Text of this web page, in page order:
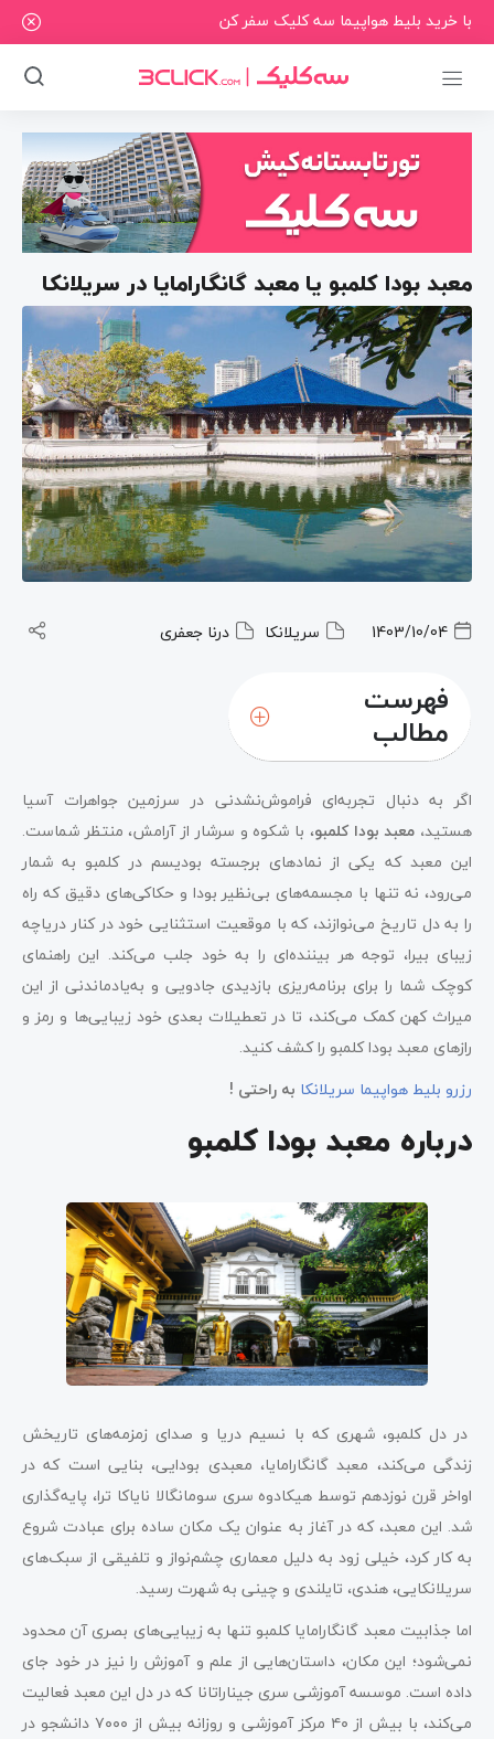
با خرید بلیط هواپیما سه کلیک سفر کن
معبد بودا کلمبو یا معبد گانگارامایا در سریلانکا
1403/10/04 سریلانکا درنا جعفری
فهرست
مطالب
اگر به دنبال تجربه‌ای فراموش‌نشدنی در سرزمین جواهرات آسیا
هستید، معبد بودا کلمبو، با شکوه و سرشار از آرامش، منتظر شماست.
این معبد که یکی از نمادهای برجسته بودیسم در کلمبو به شمار
می‌رود، نه تنها با مجسمه‌های بی‌نظیر بودا و حکاکی‌های دقیق که راه
را به دل تاریخ می‌نوازند، که با موقعیت استثنایی خود در کنار دریاچه
زیبای بیرا، توجه هر بیننده‌ای را به خود جلب می‌کند. این راهنمای
کوچک شما را برای برنامه‌ریزی بازدیدی جادویی و به‌یادماندنی از این
میراث کهن کمک می‌کند، تا در تعطیلات بعدی خود زیبایی‌ها و رمز و
رازهای معبد بودا کلمبو را کشف کنید.
رزرو بلیط هواپیما سریلانکا به راحتی !
درباره معبد بودا کلمبو
در دل کلمبو، شهری که با نسیم دریا و صدای زمزمه‌های تاریخش
زندگی می‌کند، معبد گانگارامایا، معبدی بودایی، بنایی است که در
اواخر قرن نوزدهم توسط هیکادوه سری سومانگالا نایاکا ترا، پایه‌گذاری
شد. این معبد، که در آغاز به عنوان یک مکان ساده برای عبادت شروع
به کار کرد، خیلی زود به دلیل معماری چشم‌نواز و تلفیقی از سبک‌های
سریلانکایی، هندی، تایلندی و چینی به شهرت رسید.
اما جذابیت معبد گانگارامایا کلمبو تنها به زیبایی‌های بصری آن محدود
نمی‌شود؛ این مکان، داستان‌هایی از علم و آموزش را نیز در خود جای
داده است. موسسه آموزشی سری جیناراتانا که در دل این معبد فعالیت
می‌کند، با بیش از ۴۰ مرکز آموزشی و روزانه بیش از ۷۰۰۰ دانشجو در